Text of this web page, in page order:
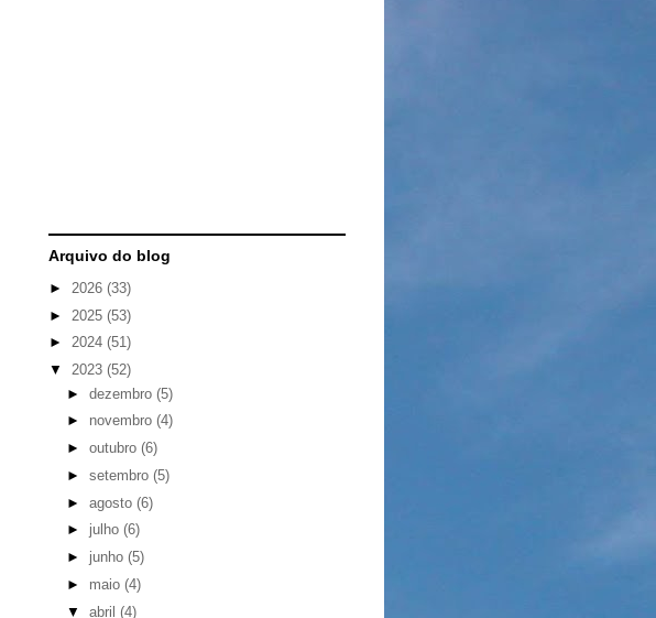
Arquivo do blog
► 2026 (33)
► 2025 (53)
► 2024 (51)
▼ 2023 (52)
► dezembro (5)
► novembro (4)
► outubro (6)
► setembro (5)
► agosto (6)
► julho (6)
► junho (5)
► maio (4)
▼ abril (4)